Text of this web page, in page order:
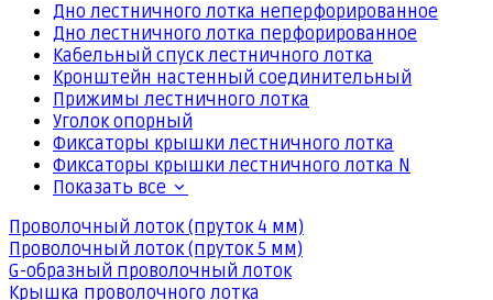
Дно лестничного лотка неперфорированное
Дно лестничного лотка перфорированное
Кабельный спуск лестничного лотка
Кронштейн настенный соединительный
Прижимы лестничного лотка
Уголок опорный
Фиксаторы крышки лестничного лотка
Фиксаторы крышки лестничного лотка N
Показать все
Проволочный лоток (пруток 4 мм)
Проволочный лоток (пруток 5 мм)
G-образный проволочный лоток
Крышка проволочного лотка